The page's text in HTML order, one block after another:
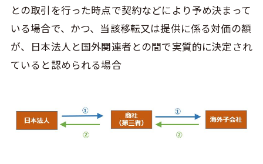
との取引を行った時点で契約などにより予め決まって
いる場合で、かつ、当該移転又は提供に係る対価の額
が、日本法人と国外関連者との間で実質的に決定され
ていると認められる場合